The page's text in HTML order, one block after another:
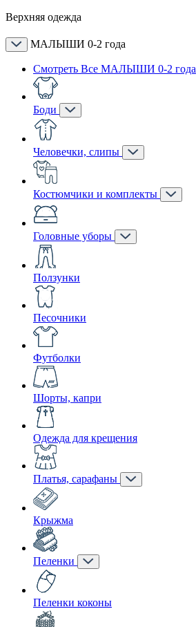
Верхняя одежда
МАЛЫШИ 0-2 года
Смотреть Все МАЛЫШИ 0-2 года
Боди
Человечки, слипы
Костюмчики и комплекты
Головные уборы
Ползунки
Песочники
Футболки
Шорты, капри
Одежда для крещения
Платья, сарафаны
Крыжма
Пеленки
Пеленки коконы